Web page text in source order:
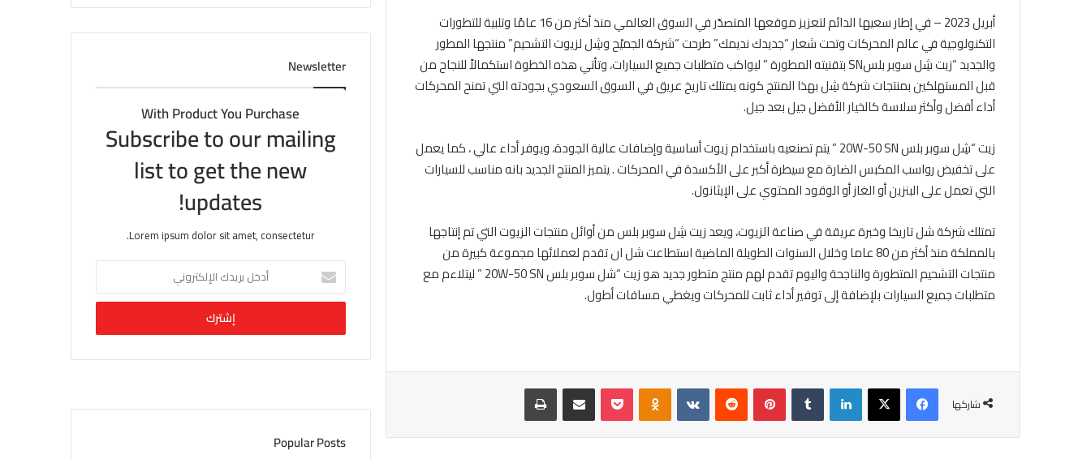
أبريل 2023 – في إطار سعيها الدائم لتعزيز موقعها المتصدّر في السوق العالمي منذ أكثر من 16 عامًا وتلبية للتطورات
التكنولوجية في عالم المحركات وتحت شعار “جديدك نديمك” طرحت “شركة الجميْح وشِل لزيوت التشحيم” منتجها المطور
والجديد “زيت شِل سوبر بلسSN بتقنيته المطورة ” ليواكب متطلبات جميع السيارات، وتأتي هذه الخطوة استكمالاً للنجاح من
قبل المستهلكين بمنتجات شركة شِل بهذا المنتج كونه يمتلك تاريخ عريق في السوق السعودي بجودته التي تمنح المحركات
أداء أفضل وأكثر سلاسة كالخيار الأفضل جيل بعد جيل.
زيت “شِل سوبر بلس 20W-50 SN ” يتم تصنعيه باستخدام زيوت أساسية وإضافات عالية الجودة، ويوفر أداء عالي ، كما يعمل
على تخفيض رواسب المكبس الضارة مع سيطرة أكبر على الأكسدة في المحركات . يتميز المنتج الجديد بانه مناسب للسيارات
التي تعمل على البنزين أو الغاز أو الوقود المحتوي على الإيثانول.
تمتلك شركة شل تاريخا وخبرة عريقة في صناعة الزيوت، ويعد زيت شِل سوبر بلس من أوائل منتجات الزيوت التي تم إنتاجها
بالمملكة منذ أكثر من 80 عاما وخلال السنوات الطويلة الماضية استطاعت شل ان تقدم لعملائها مجموعة كبيرة من
منتجات التشحيم المتطورة والناجحة واليوم تقدم لهم منتج متطور جديد هو زيت “شل سوبر بلس 20W-50 SN ” ليتلاءم مع
متطلبات جميع السيارات بلإضافة إلى توفير أداء ثابت للمحركات ويغطي مسافات أطول.
شاركها
فيسبوك لينكدإن بينتيريست بوكيت
Newsletter
With Product You Purchase
Subscribe to our mailing
list to get the new
updates!
Lorem ipsum dolor sit amet, consectetur.
خ
ب
ك
لPopular Posts